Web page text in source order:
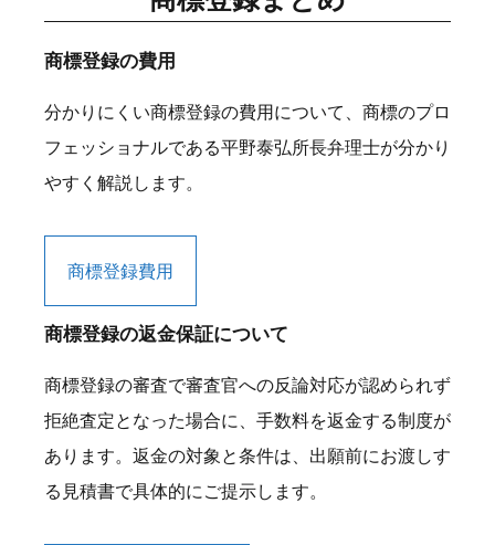
商標登録の費用
分かりにくい商標登録の費用について、商標のプロ
フェッショナルである平野泰弘所長弁理士が分かり
やすく解説します。
商標登録費用
商標登録の返金保証について
商標登録の審査で審査官への反論対応が認められず
拒絶査定となった場合に、手数料を返金する制度が
あります。返金の対象と条件は、出願前にお渡しす
る見積書で具体的にご提示します。